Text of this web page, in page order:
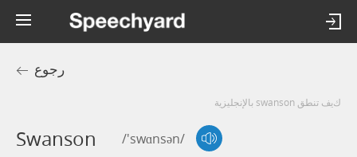
رجوع
كيف تنطق swanson بالإنجليزية
Swanson /'swɑnsən/